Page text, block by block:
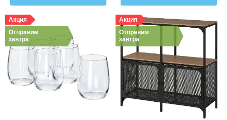
Акция
Отправим
завтра
Акция
Отправим
завтра